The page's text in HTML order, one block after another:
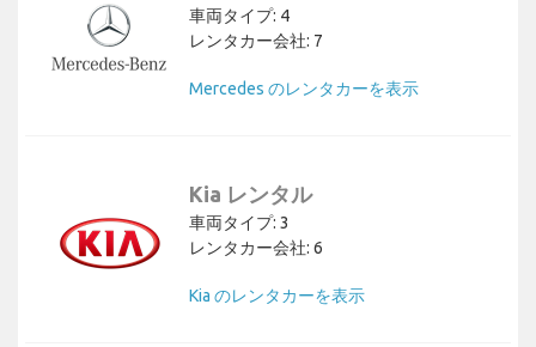
車両タイプ: 4
レンタカー会社: 7
Mercedes のレンタカーを表示
Kia レンタル
車両タイプ: 3
レンタカー会社: 6
Kia のレンタカーを表示